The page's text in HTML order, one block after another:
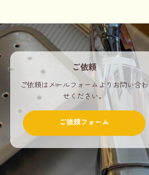
ご依頼
ご依頼はメールフォームよりお問い合わ
せください。
ご依頼フォーム